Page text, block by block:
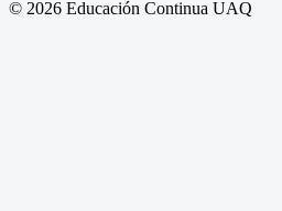
© 2026 Educación Continua UAQ